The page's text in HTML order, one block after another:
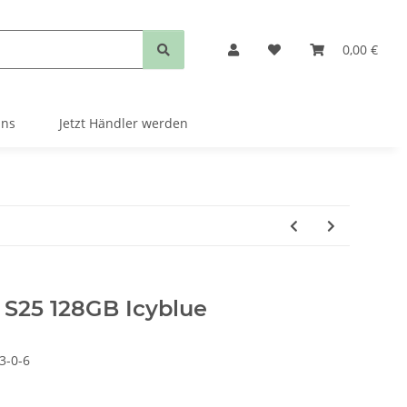
0,00 €
Jetzt Händler werden
128GB Icyblue
0-6